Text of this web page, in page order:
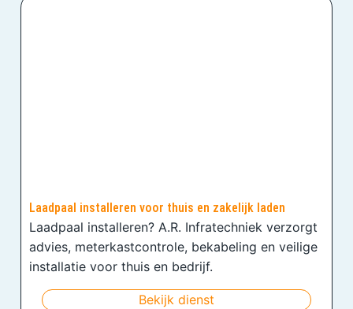
Laadpaal installeren voor thuis en zakelijk laden
Laadpaal installeren? A.R. Infratechniek verzorgt
advies, meterkastcontrole, bekabeling en veilige
installatie voor thuis en bedrijf.
Bekijk dienst